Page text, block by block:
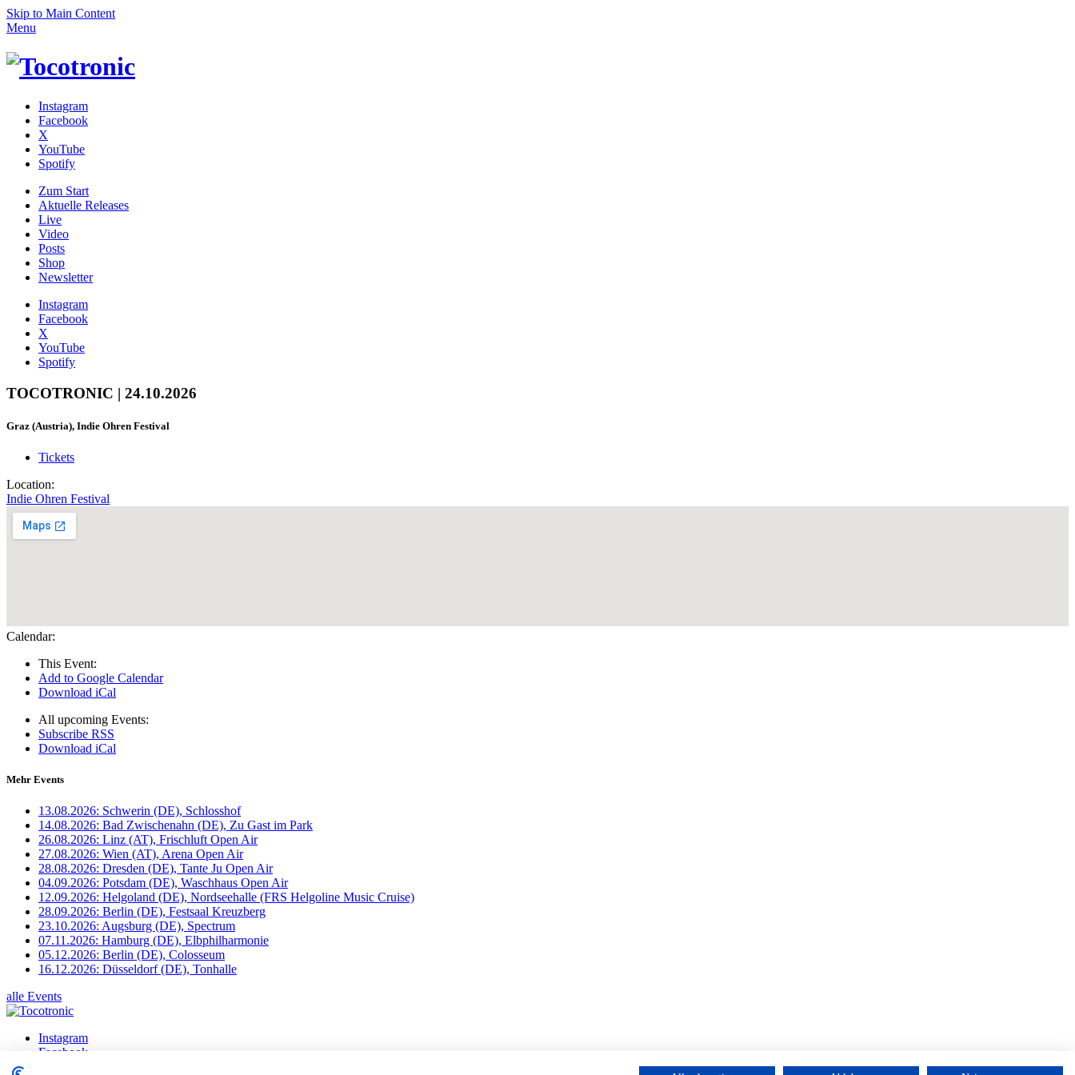
Skip to Main Content
Menu
Instagram
Facebook
X
YouTube
Spotify
Zum Start
Aktuelle Releases
Live
Video
Posts
Shop
News­letter
Instagram
Facebook
X
YouTube
Spotify
TOCOTRONIC | 24.10.2026
Graz (Austria), Indie Ohren Festival
Tickets
Location:
Indie Ohren Festival
Calendar:
This Event:
Add to Google Calendar
Download iCal
All upcoming Events:
Subscribe RSS
Download iCal
Mehr Events
13.08.2026: Schwerin (DE), Schlosshof
14.08.2026: Bad Zwischenahn (DE), Zu Gast im Park
26.08.2026: Linz (AT), Frischluft Open Air
27.08.2026: Wien (AT), Arena Open Air
28.08.2026: Dresden (DE), Tante Ju Open Air
04.09.2026: Potsdam (DE), Waschhaus Open Air
12.09.2026: Helgoland (DE), Nordseehalle (FRS Helgoline Music Cruise)
28.09.2026: Berlin (DE), Festsaal Kreuzberg
23.10.2026: Augsburg (DE), Spectrum
07.11.2026: Hamburg (DE), Elbphilharmonie
05.12.2026: Berlin (DE), Colosseum
16.12.2026: Düsseldorf (DE), Tonhalle
alle Events
Instagram
Facebook